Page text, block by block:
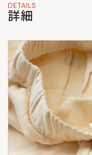
DETAILS
詳細